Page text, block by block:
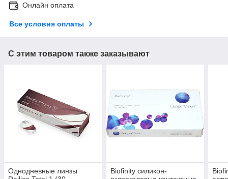
Онлайн оплата
Все условия оплаты
С этим товаром также заказывают
Однодневные линзы
Biofinity силикон-